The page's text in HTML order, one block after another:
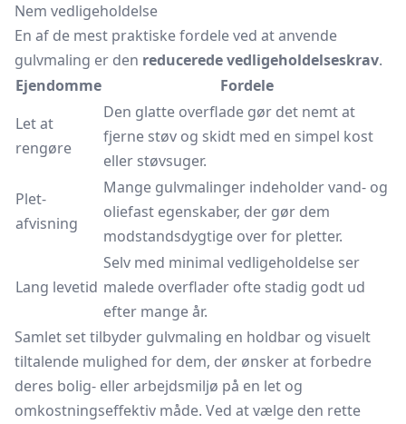
Nem vedligeholdelse
En af de mest praktiske fordele ved at anvende
gulvmaling er den reducerede vedligeholdelseskrav.
Ejendomme
Fordele
Let at
rengøre
Den glatte overflade gør det nemt at
fjerne støv og skidt med en simpel kost
eller støvsuger.
Plet-
afvisning
Mange gulvmalinger indeholder vand- og
oliefast egenskaber, der gør dem
modstandsdygtige over for pletter.
Lang levetid
Selv med minimal vedligeholdelse ser
malede overflader ofte stadig godt ud
efter mange år.
Samlet set tilbyder gulvmaling en holdbar og visuelt
tiltalende mulighed for dem, der ønsker at forbedre
deres bolig- eller arbejdsmiljø på en let og
omkostningseffektiv måde. Ved at vælge den rette